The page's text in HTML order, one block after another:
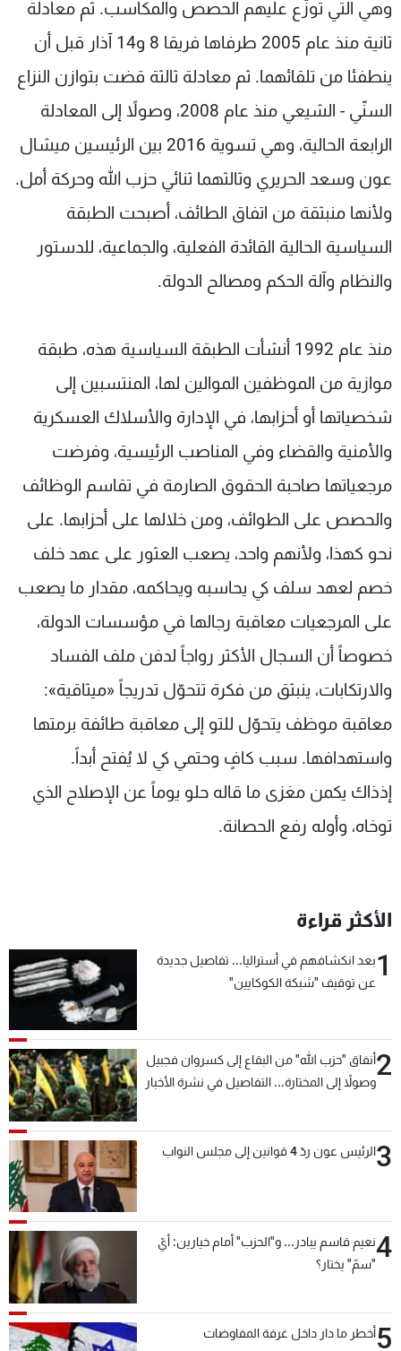
وهي التي توزّع عليهم الحصص والمكاسب. ثم معادلة
ثانية منذ عام 2005 طرفاها فريقا 8 و14 آذار قبل أن
ينطفئا من تلقائهما. ثم معادلة ثالثة قضت بتوازن النزاع
السنّي - الشيعي منذ عام 2008، وصولاً إلى المعادلة
الرابعة الحالية، وهي تسوية 2016 بين الرئيسين ميشال
عون وسعد الحريري وثالثهما ثنائي حزب الله وحركة أمل.
ولأنها منبثقة من اتفاق الطائف، أصبحت الطبقة
السياسية الحالية القائدة الفعلية، والجماعية، للدستور
والنظام وآلة الحكم ومصالح الدولة.
منذ عام 1992 أنشأت الطبقة السياسية هذه، طبقة
موازية من الموظفين الموالين لها، المنتسبين إلى
شخصياتها أو أحزابها، في الإدارة والأسلاك العسكرية
والأمنية والقضاء وفي المناصب الرئيسية، وفرضت
مرجعياتها صاحبة الحقوق الصارمة في تقاسم الوظائف
والحصص على الطوائف، ومن خلالها على أحزابها. على
نحو كهذا، ولأنهم واحد، يصعب العثور على عهد خلف
خصم لعهد سلف كي يحاسبه ويحاكمه، مقدار ما يصعب
على المرجعيات معاقبة رجالها في مؤسسات الدولة،
خصوصاً أن السجال الأكثر رواجاً لدفن ملف الفساد
والارتكابات، ينبثق من فكرة تتحوّل تدريجاً «ميثاقية»:
معاقبة موظف يتحوّل للتو إلى معاقبة طائفة برمتها
واستهدافها. سبب كافٍ وحتمي كي لا يُفتح أبداً.
إذذاك يكمن مغزى ما قاله حلو يوماً عن الإصلاح الذي
توخاه، وأوله رفع الحصانة.
الأكثر قراءة
1بعد انكشافهم في أستراليا... تفاصيل جديدة
عن توقيف "شبكة الكوكايين"
2أنفاق "حزب الله" من البقاع إلى كسروان فجبيل
وصولاً إلى المختارة... التفاصيل في نشرة الأخبار
3الرئيس عون ردّ 4 قوانين إلى مجلس النواب
4نعيم قاسم يبادر... و"الحزب" أمام خيارين: أيّ
"سمّ" يختار؟
5أخطر ما دار داخل غرفة المفاوضات